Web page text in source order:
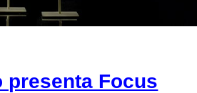
presenta Focus